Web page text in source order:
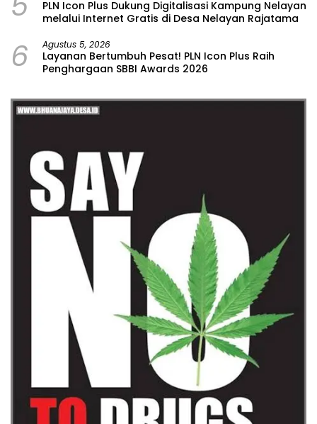
PLN Icon Plus Dukung Digitalisasi Kampung Nelayan
melalui Internet Gratis di Desa Nelayan Rajatama
6 Agustus 5, 2026
Layanan Bertumbuh Pesat! PLN Icon Plus Raih
Penghargaan SBBI Awards 2026